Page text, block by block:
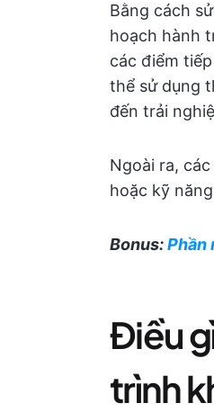
Bằng cách
hoạch hành
các điểm
thể sử dụng
đến trải
Ngoài ra,
hoặc kỹ
Bonus:Phần
Điều
trình